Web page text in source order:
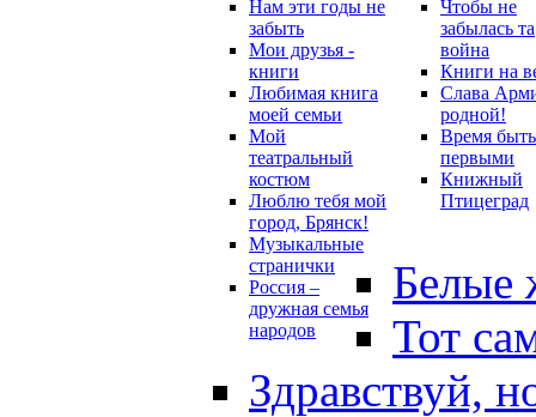
Нам эти годы не
забыть
Мои друзья -
книги
Любимая книга
моей семьи
Мой
театральный
костюм
Люблю тебя мой
город, Брянск!
Музыкальные
странички
Россия –
дружная семья
народов
Чтобы не
забылась та
война
Книги на
Слава
родной!
Время быть
первыми
Книжный
Птицеград
Белые
Тот
Здравствуй,